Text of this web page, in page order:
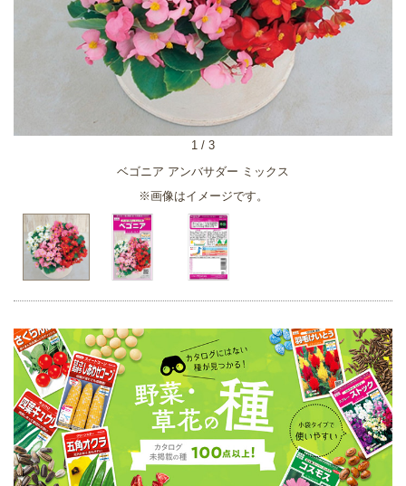
ベゴニア アンバサダー ミックス
※画像はイメージです。
1 / 3